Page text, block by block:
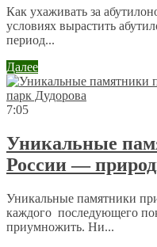
Как ухаживать за
условиях вырастить
период...
Далее
7:05
Уникальные
России —
Уникальные памятники
каждого последующего
приумножить. Ни...